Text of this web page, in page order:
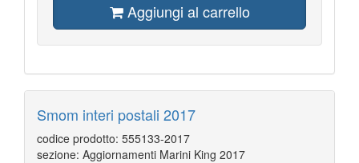
Aggiungi al carrello
Smom interi postali 2017
codice prodotto: 555133-2017
sezione: Aggiornamenti Marini King 2017